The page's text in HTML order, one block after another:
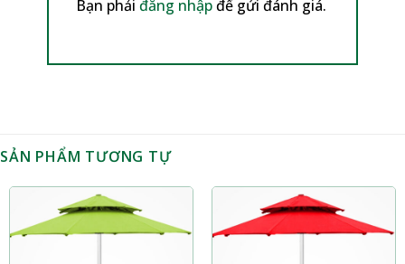
Bạn phải đăng nhậpđể gửi đánh giá.
SẢN PHẨM TƯƠNG TỰ